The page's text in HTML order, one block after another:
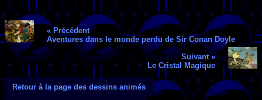
« Précédent
Aventures dans le monde perdu de Sir Conan Doyle
Suivant »
Le Cristal Magique
Retour à la page des dessins animés